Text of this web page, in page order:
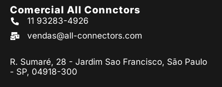
Comercial All Connctors
11 93283-4926
vendas@all-connectors.com
R. Sumaré, 28 - Jardim Sao Francisco, São Paulo
- SP, 04918-300